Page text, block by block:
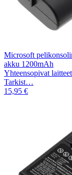
Microsoft
akku 1200mAh
Yhteensopivat
Tarkist…
15,95 €